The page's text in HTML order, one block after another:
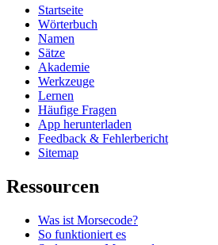
Startseite
Wörterbuch
Namen
Sätze
Akademie
Werkzeuge
Lernen
Häufige Fragen
App herunterladen
Feedback & Fehlerbericht
Sitemap
Ressourcen
Was ist Morsecode?
So funktioniert es